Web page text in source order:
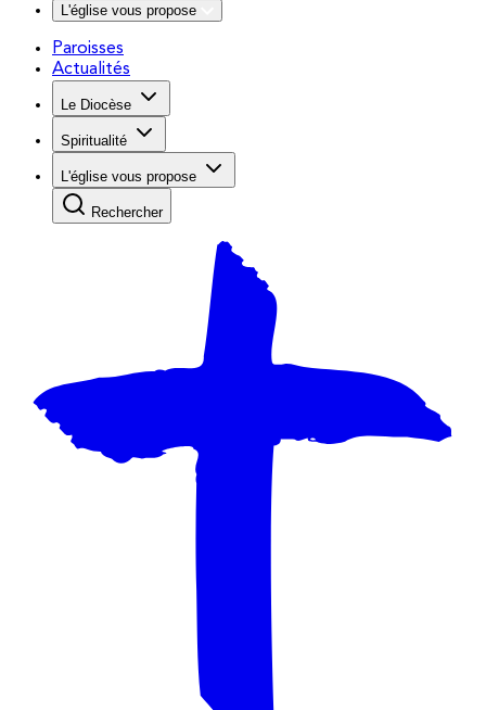
L'église vous propose
Paroisses
Actualités
Le Diocèse
Spiritualité
L'église vous propose
Rechercher